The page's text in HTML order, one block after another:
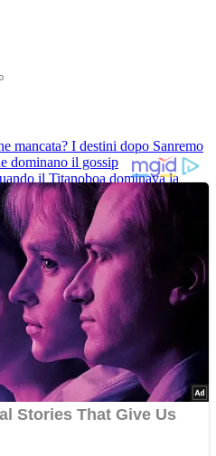
mancata? I destini dopo Sanremo
dominano il gossip
il Titanoboa dominava la
mi ferma”
e la vita di Veronica Miriel oggi